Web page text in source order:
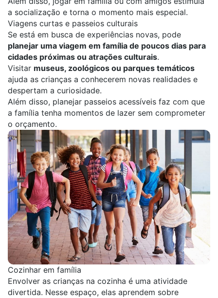
a socialização e torna o momento mais especial.
Viagens curtas e passeios culturais
Se está em busca de experiências novas, pode
planejar uma viagem em família de poucos dias para
cidades próximas ou atrações culturais.
Visitar museus, zoológicos ou parques temáticos
ajuda as crianças a conhecerem novas realidades e
despertam a curiosidade.
Além disso, planejar passeios acessíveis faz com que
a família tenha momentos de lazer sem comprometer
o orçamento.
Cozinhar em família
Envolver as crianças na cozinha é uma atividade
divertida. Nesse espaço, elas aprendem sobre